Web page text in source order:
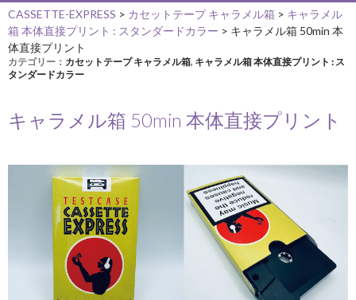
CASSETTE-EXPRESS > カセットテープ キャラメル箱 > キャラメル
箱 本体直接プリント : スタンダードカラー > キャラメル箱 50min 本
体直接プリント
カテゴリー： カセットテープ キャラメル箱, キャラメル箱 本体直接プリント : ス
タンダードカラー
キャラメル箱 50min 本体直接プリント